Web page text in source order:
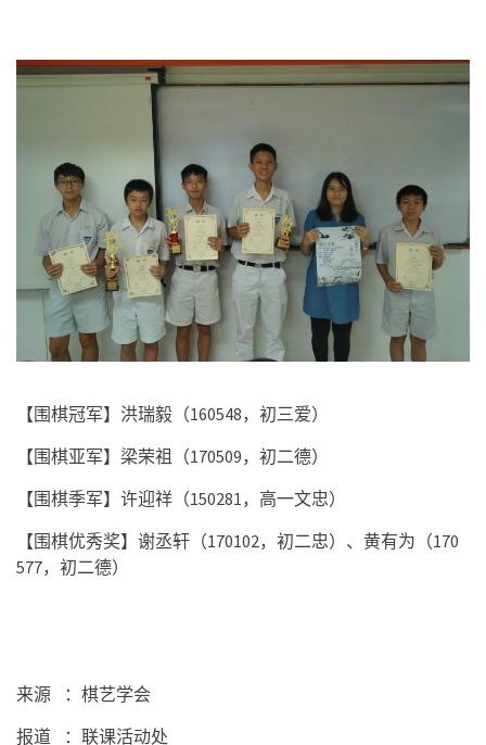
【围棋冠军】洪瑞毅（160548，初三爱）
【围棋亚军】梁荣祖（170509，初二德）
【围棋季军】许迎祥（150281 ，高一文忠）
【围棋优秀奖】谢丞轩（170102，初二忠）、黄有为（170
577，初二德）
来源
：棋艺学会
报道
：联课活动处